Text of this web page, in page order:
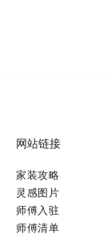
网站链接
家装攻略
灵感图片
师傅入驻
师傅清单